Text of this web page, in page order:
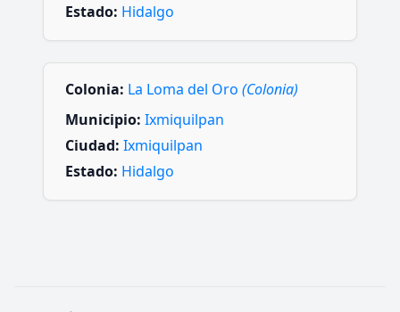
Estado: Hidalgo
Colonia: La Loma del Oro (Colonia)
Municipio: Ixmiquilpan
Ciudad: Ixmiquilpan
Estado: Hidalgo